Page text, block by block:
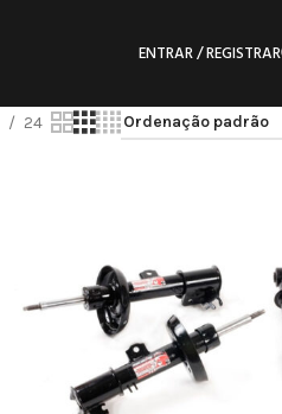
ENTRAR / REGISTRAR
24